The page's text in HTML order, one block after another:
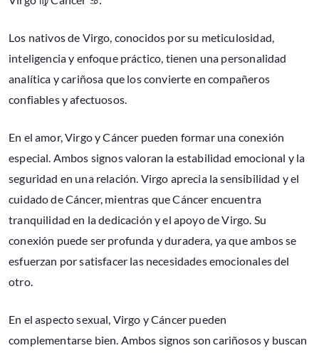
Los nativos de Virgo, conocidos por su meticulosidad,
inteligencia y enfoque práctico, tienen una personalidad
analítica y cariñosa que los convierte en compañeros
confiables y afectuosos.
En el amor, Virgo y Cáncer pueden formar una conexión
especial. Ambos signos valoran la estabilidad emocional y la
seguridad en una relación. Virgo aprecia la sensibilidad y el
cuidado de Cáncer, mientras que Cáncer encuentra
tranquilidad en la dedicación y el apoyo de Virgo. Su
conexión puede ser profunda y duradera, ya que ambos se
esfuerzan por satisfacer las necesidades emocionales del
otro.
En el aspecto sexual, Virgo y Cáncer pueden
complementarse bien. Ambos signos son cariñosos y buscan